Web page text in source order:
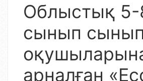
Облыстық 5-
сынып сынып
арналған